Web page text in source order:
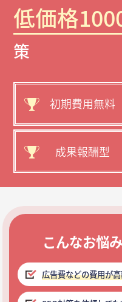
低価格
策
初期費用無料
成果報酬型
こんなお悩
広告費などの費用が